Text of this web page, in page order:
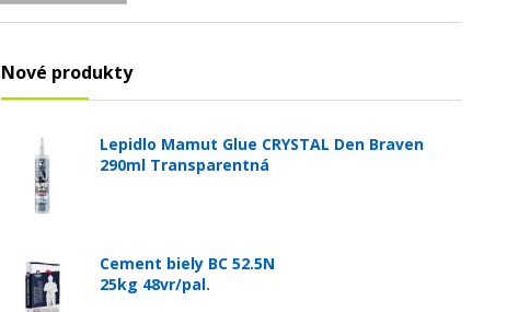
Nové produkty
Lepidlo Mamut Glue CRYSTAL Den Braven
290ml Transparentná
Cement biely BC 52.5N
25kg 48vr/pal.